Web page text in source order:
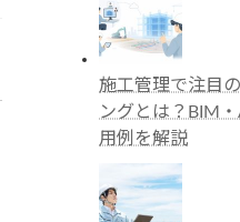
施工管理で注目
ングとは？BIM
用例を解説